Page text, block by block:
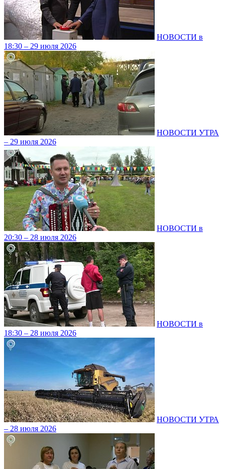
НОВОСТИ в
18:30 – 29 июля 2026
НОВОСТИ УТРА
– 29 июля 2026
НОВОСТИ в
20:30 – 28 июля 2026
НОВОСТИ в
18:30 – 28 июля 2026
НОВОСТИ УТРА
– 28 июля 2026